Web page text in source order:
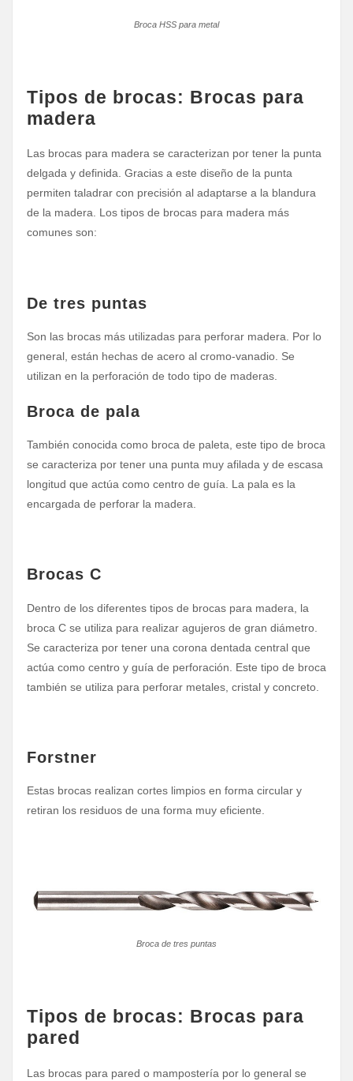
Broca HSS para metal
Tipos de brocas: Brocas para
madera
Las brocas para madera se caracterizan por tener la punta
delgada y definida. Gracias a este diseño de la punta
permiten taladrar con precisión al adaptarse a la blandura
de la madera. Los tipos de brocas para madera más
comunes son:
De tres puntas
Son las brocas más utilizadas para perforar madera. Por lo
general, están hechas de acero al cromo-vanadio. Se
utilizan en la perforación de todo tipo de maderas.
Broca de pala
También conocida como broca de paleta, este tipo de broca
se caracteriza por tener una punta muy afilada y de escasa
longitud que actúa como centro de guía. La pala es la
encargada de perforar la madera.
Brocas C
Dentro de los diferentes tipos de brocas para madera, la
broca C se utiliza para realizar agujeros de gran diámetro.
Se caracteriza por tener una corona dentada central que
actúa como centro y guía de perforación. Este tipo de broca
también se utiliza para perforar metales, cristal y concreto.
Forstner
Estas brocas realizan cortes limpios en forma circular y
retiran los residuos de una forma muy eficiente.
Broca de tres puntas
Tipos de brocas: Brocas para
pared
Las brocas para pared o mampostería por lo general se